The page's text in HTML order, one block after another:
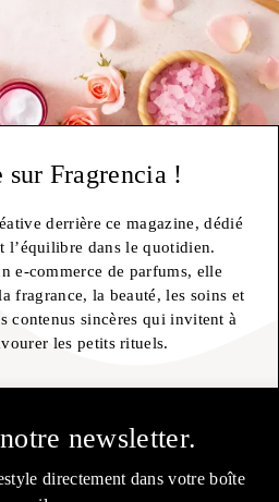
sur Fragrencia !
derrière ce magazine, dédié
l’équilibre dans le quotidien.
e-commerce de parfums, elle
fragrance, la beauté, les soins et
contenus sincères qui invitent à
les petits rituels.
newsletter.
directement dans votre boîte